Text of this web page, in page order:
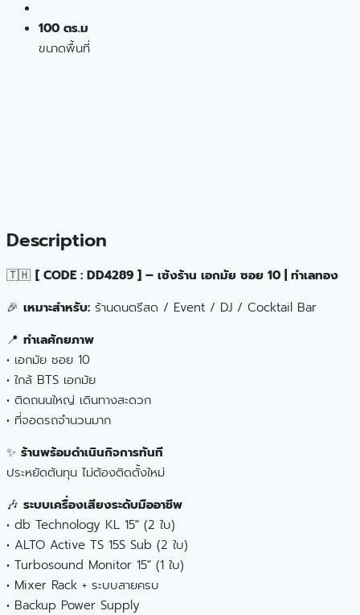
100 ตร.ม
ขนาดพื้นที่
Description
🇹🇭 [ CODE : DD4289 ] – เซ้งร้าน เอกมัย ซอย 10 | ทำเลทอง
🎉 เหมาะสำหรับ: ร้านดนตรีสด / Event / DJ / Cocktail Bar
📍 ทำเลศักยภาพ
• เอกมัย ซอย 10
• ใกล้ BTS เอกมัย
• ติดถนนใหญ่ เดินทางสะดวก
• ที่จอดรถจำนวนมาก
✨ ร้านพร้อมดำเนินกิจการทันที
ประหยัดต้นทุน ไม่ต้องติดตั้งใหม่
🎶 ระบบเครื่องเสียงระดับมืออาชีพ
• db Technology KL 15″ (2 ใบ)
• ALTO Active TS 15S Sub (2 ใบ)
• Turbosound Monitor 15″ (1 ใบ)
• Mixer Rack + ระบบสายครบ
• Backup Power Supply